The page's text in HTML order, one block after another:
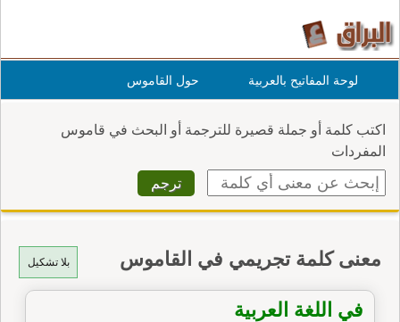
لوحة المفاتيح بالعربية حول القاموس
اكتب كلمة أو جملة قصيرة للترجمة أو البحث في قاموس
المفردات
بلا تشكيل معنى كلمة تجريمي في القاموس
في اللغة العربية